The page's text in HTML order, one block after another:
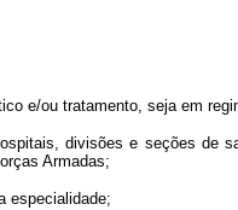
e/ou tratamento, seja em
divisões e seções de
Armadas;
especialidade;